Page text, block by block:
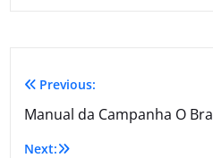
Previous:
Manual da Campanha O
Next: